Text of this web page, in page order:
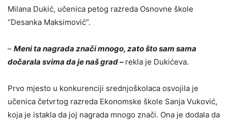
Milana Dukić, učenica petog razreda Osnovne škole
“Desanka Maksimović”.
– Meni ta nagrada znači mnogo, zato što sam sama
dočarala svima da je naš grad – rekla je Dukićeva.
Prvo mjesto u konkurenciji srednjoškolaca osvojila je
učenica četvrtog razreda Ekonomske škole Sanja Vuković,
koja je istakla da joj nagrada mnogo znači. Ona je dodala da